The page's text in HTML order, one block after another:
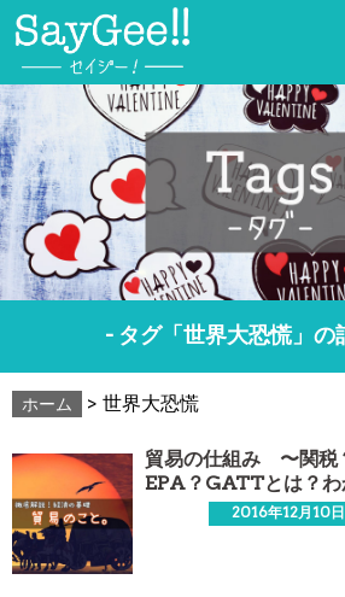
- タグ「世界大恐慌」の
ホーム > 世界大恐慌
貿易の仕組み 〜関
EPA？GATTとは？わ
2016年12月10日